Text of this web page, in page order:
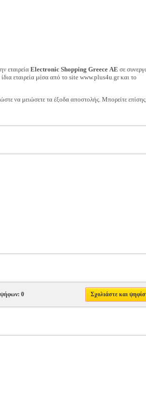
εταιρεία Electronic Shopping Greece ΑΕ σε
εταιρεία μέσα από το site www.plus4u.gr και το
να μειώσετε τα έξοδα αποστολής. Μπορείτε
0 Σχολιάστε και